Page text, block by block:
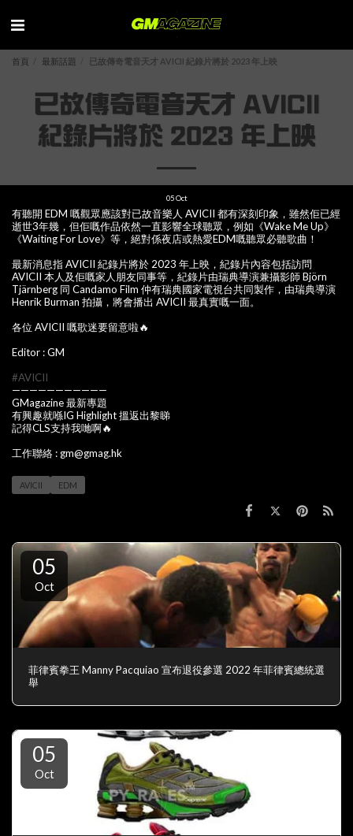
首頁 最新話題 已故傳奇電音天才 AVICII 紀錄片將於 2023 年上映
已故傳奇電音天才 AVICII
紀錄片將於 2023 年上映
05Oct
有聽開 EDM 嘅觀眾應該對已故音樂人 AVICII 都有深刻印象，雖然佢已經
逝世3年幾，但佢嘅作品依然一直影響全球聽眾，例如《Wake Me Up》
《Waiting For Love》等，絕對係夜店或熱愛EDM嘅聽眾必聽歌曲！
最新消息指 AVICII 紀錄片將於 2023 年上映，紀錄片內容包括訪問
AVICII 本人及佢嘅家人朋友同事等，紀錄片由瑞典導演兼攝影師 Björn
Tjärnberg 同 Candamo Film 仲有瑞典國家電視台共同製作，由瑞典導演
Henrik Burman 拍攝，將會播出 AVICII 最真實嘅一面。
各位 AVICII 嘅歌迷要留意啦🔥
Editor : GM
#AVICII
———————————
GMagazine 最新專題
有興趣就喺IG Highlight 搵返出黎睇
記得CLS支持我哋啊🔥
工作聯絡 : gm@gmag.hk
AVICII EDM
05
Oct
菲律賓拳王 Manny Pacquiao 宣布退役參選 2022 年菲律賓總統選
舉
05
Oct